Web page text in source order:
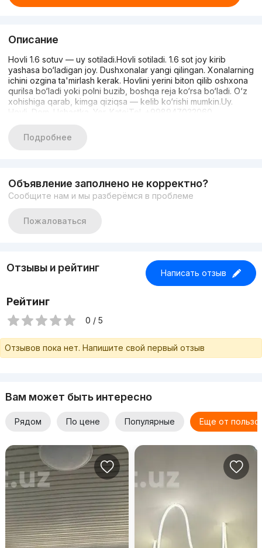
Описание
Hovli 1.6 sotuv — uy sotiladi.Hovli sotiladi. 1.6 sot joy kirib
yashasa bo‘ladigan joy. Dushxonalar yangi qilingan. Xonalarning
ichini ozgina ta'mirlash kerak. Hovlini yerini biton qilib oshxona
qurilsa bo‘ladi yoki polni buzib, boshqa reja ko‘rsa bo‘ladi. O‘z
xohishiga qarab, kimga qiziqsa — kelib ko‘rishi mumkin.Uy.
Hovli. Dom. Uchastka. Yer. KatejTel. +998947032060
Подробнее
Объявление заполнено не корректно?
Сообщите нам и мы разберёмся в проблеме
Пожаловаться
Отзывы и рейтинг Написать отзыв
Рейтинг
0 / 5
Отзывов пока нет. Напишите свой первый отзыв
Вам может быть интересно
Рядом По цене Популярные Еще от